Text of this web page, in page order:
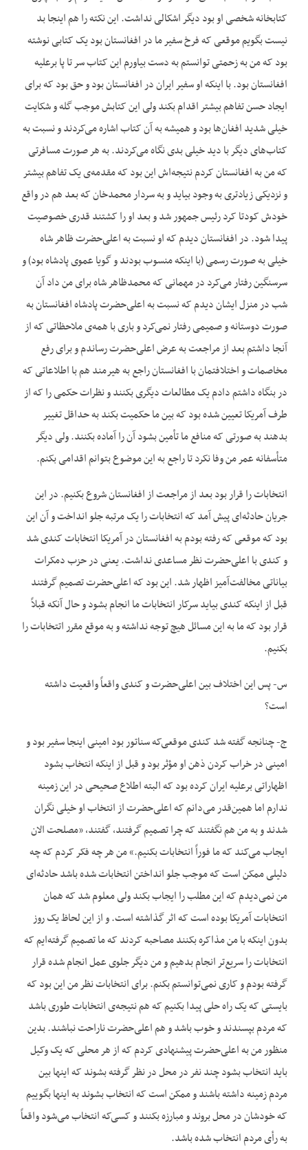
کتابخانه شخصی او بود دیگر اشکالی نداشت. این نکته را هم اینجا بد
نیست بگویم موقعی که فرخ سفیر ما در افغانستان بود یک کتابی نوشته
بود که من به زحمتی توانستم به دست بیاورم این کتاب سر تا پا برعلیه
افغانستان بود. با اینکه او سفیر ایران در افغانستان بود و حق بود که برای
ایجاد حسن تفاهم بیشتر اقدام بکند ولی این کتابش موجب گله و شکایت
خیلی شدید افغان‌ها بود و همیشه به آن کتاب اشاره می‌کردند و نسبت به
کتاب‌های دیگر با دید خیلی بدی نگاه می‌کردند. به هر صورت مسافرتی
که من به افغانستان کردم نتیجه‌اش این بود که مقدمه‌ی یک تفاهم بیشتر
و نزدیکی زیادتری به وجود بیاید و به سردار محمدخان که بعد هم در واقع
خودش کودتا کرد رئیس جمهور شد و بعد او را کشتند قدری خصوصیت
پیدا شود. در افغانستان دیدم که او نسبت به اعلی‌حضرت ظاهر شاه
خیلی به صورت رسمی (با اینکه منسوب بودند و گویا عموی پادشاه بود) و
سرسنگین رفتار می‌کرد در مهمانی که محمدظاهر شاه برای من داد آن
شب در منزل ایشان دیدم که نسبت به اعلی‌حضرت پادشاه افغانستان به
صورت دوستانه و صمیمی رفتار نمی‌کرد و باری با همه‌ی ملاحظاتی که از
آنجا داشتم بعد از مراجعت به عرض اعلی‌حضرت رساندم و برای رفع
مخاصمات و اختلافتمان با افغانستان راجع به هیرمند هم با اطلاعاتی که
در بنگاه داشتم دادم یک مطالعات دیگری بکنند و نظرات حکمی را که از
طرف آمریکا تعیین شده بود که بین ما حکمیت بکند به حداقل تغییر
بدهند به صورتی که منافع ما تأمین بشود آن را آماده بکنند. ولی دیگر
متأسفانه عمر من وفا نکرد تا راجع به این موضوع بتوانم اقدامی بکنم.
انتخابات را قرار بود بعد از مراجعت از افغانستان شروع بکنیم. در این
جریان حادثه‌ای پیش آمد که انتخابات را یک مرتبه جلو انداخت و آن این
بود که موقعی که رفته بودم به افغانستان در آمریکا انتخابات کندی شد
و کندی با اعلی‌حضرت نظر مساعدی نداشت. یعنی در حزب دمکرات
بیاناتی مخالفت‌آمیز اظهار شد. این بود که اعلی‌حضرت تصمیم گرفتند
قبل از اینکه کندی بیاید سرکار انتخابات ما انجام بشود و حال آنکه قبلاً
قرار بود که ما به این مسائل هیچ توجه نداشته و به موقع مقرر اتتخابات را
بکنیم.
س- پس این اختلاف بین اعلی‌حضرت و کندی واقعاً واقعیت داشته
است؟
ج- چنانجه گفته شد کندی موقعی‌که سناتور بود امینی اینجا سفیر بود و
امینی در خراب کردن ذهن او مؤثر بود و قبل از اینکه انتخاب بشود
اظهاراتی برعلیه ایران کرده بود که البته اطلاع صحیحی در این زمینه
ندارم اما همین‌قدر می‌دانم که اعلی‌حضرت از انتخاب او خیلی نگران
شدند و به من هم نگفتند که چرا تصمیم گرفتند، گفتند، «مصلحت الان
ایجاب می‌کند که ما فوراً انتخابات بکنیم.» من هر چه فکر کردم که چه
دلیلی ممکن است که موجب جلو انداختن انتخابات شده باشد حادثه‌ای
من نمی‌دیدم که این مطلب را ایجاب بکند ولی معلوم شد که همان
انتخابات آمریکا بوده است که اثر گذاشته است. و از این لحاظ یک روز
بدون اینکه با من مذاکره بکنند مصاحبه کردند که ما تصمیم گرفته‌ایم که
انتخابات را سریع‌تر انجام بدهیم و من دیگر جلوی عمل انجام شده قرار
گرفته بودم و کاری نمی‌توانستم بکنم. برای انتخابات نظر من این بود که
بایستی که یک راه حلی پیدا بکنیم که هم نتیجه‌ی انتخابات طوری باشد
که مردم بپسندند و خوب باشد و هم اعلی‌حضرت ناراحت نباشند. بدین
منظور من به اعلی‌حضرت پیشنهادی کردم که از هر محلی که یک وکیل
باید انتخاب بشود چند نفر در محل در نظر گرفته بشوند که اینها بین
مردم زمینه داشته باشند و ممکن است که انتخاب بشوند به اینها بگوییم
که خودشان در محل بروند و مبارزه بکنند و کسی‌که انتخاب می‌شود واقعاً
به رأی مردم انتخاب شده باشد.